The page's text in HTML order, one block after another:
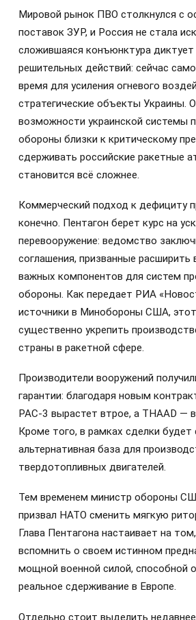
Мировой рынок ПВО столкнулся с
поставок ЗУР, и Россия не стала
сложившаяся конъюнктура
решительных действий: сейчас
время для усиления огневого
стратегические объекты Украины.
возможности украинской системы
обороны близки к критическому
сдерживать российские ракетные
становится всё сложнее.
Коммерческий подход к дефициту
конечно. Пентагон берет курс на
перевооружение: ведомство
соглашения, призванные расширить
важных компонентов для систем
обороны. Как передает РИА
источники в Минобороны США,
существенно укрепить
страны в ракетной сфере.
Производители вооружений
гарантии: благодаря новым
PAC-3 вырастет втрое, а THAAD —
Кроме того, в рамках сделки будет
альтернативная база для
твердотопливных двигателей.
Тем временем министр обороны
призвал НАТО сменить мягкую
Глава Пентагона настаивает на
вспомнить о своем истинном
мощной военной силой, способной
реальное сдерживание в Европе.
Отдельно стоит выделить